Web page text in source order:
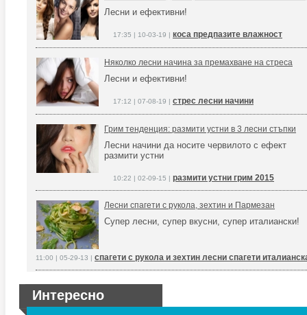
Лесни и ефективни!
17:35 | 10-03-19 | коса предпазите влажност
Няколко лесни начина за премахване на стреса
Лесни и ефективни!
17:12 | 07-08-19 | стрес лесни начини
Грим тенденция: размити устни в 3 лесни стъпки
Лесни начини да носите червилото с ефект
размити устни
10:22 | 02-09-15 | размити устни грим 2015
Лесни спагети с рукола, зехтин и Пармезан
Супер лесни, супер вкусни, супер италиански!
11:00 | 05-29-13 | спагети с рукола и зехтин лесни спагети
Интересно